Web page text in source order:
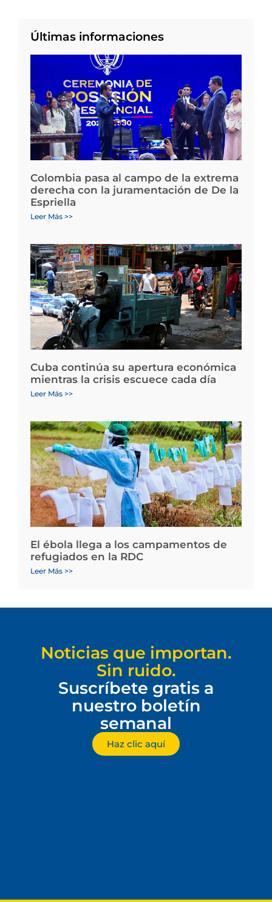
Últimas informaciones
Colombia pasa al campo de la extrema
derecha con la juramentación de De la
Espriella
Leer Más >>
Cuba continúa su apertura económica
mientras la crisis escuece cada día
Leer Más >>
El ébola llega a los campamentos de
refugiados en la RDC
Leer Más >>
Noticias que importan.
Sin ruido.
Suscríbete gratis a
nuestro boletín
semanal
Haz clic aquí